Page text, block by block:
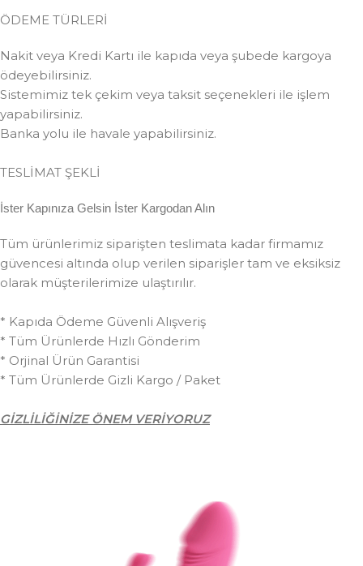
ÖDEME TÜRLERİ
Nakit veya Kredi Kartı ile kapıda veya şubede kargoya
ödeyebilirsiniz.
Sistemimiz tek çekim veya taksit seçenekleri ile işlem
yapabilirsiniz.
Banka yolu ile havale yapabilirsiniz.
TESLİMAT ŞEKLİ
İster Kapınıza Gelsin İster Kargodan Alın
Tüm ürünlerimiz siparişten teslimata kadar firmamız
güvencesi altında olup verilen siparişler tam ve eksiksiz
olarak müşterilerimize ulaştırılır.
* Kapıda Ödeme Güvenli Alışveriş
* Tüm Ürünlerde Hızlı Gönderim
* Orjinal Ürün Garantisi
* Tüm Ürünlerde Gizli Kargo / Paket
GİZLİLİĞİNİZE ÖNEM VERİYORUZ